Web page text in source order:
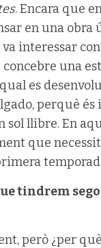
. Encara que
en una obra
interessar
una
es
perquè
sol llibre. En
que
tindrem
però ¿per